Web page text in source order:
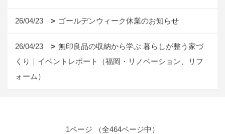
26/04/23 ゴールデンウィーク休業のお知らせ
26/04/23
無印良品の収納から学ぶ 暮らしが整う家づ
くり｜イベントレポート（福岡・リノベーション、リフ
ォーム）
1ページ （全464ページ中）